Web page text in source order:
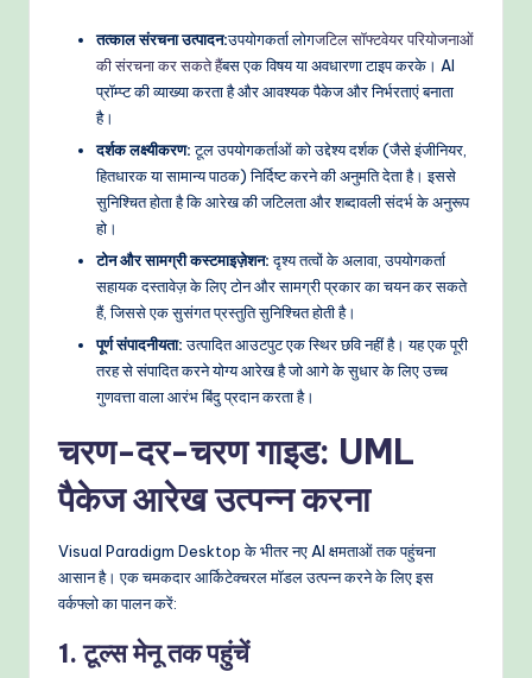
तत्काल संरचना उत्पादन:उपयोगकर्ता लोगजटिल सॉफ्टवेयर परियोजनाओं
की संरचना कर सकते हैंबस एक विषय या अवधारणा टाइप करके। AI
प्रॉम्प्ट की व्याख्या करता है और आवश्यक पैकेज और निर्भरताएं बनाता
है।
दर्शक लक्ष्यीकरण:टूल उपयोगकर्ताओं को उद्देश्य दर्शक (जैसे इंजीनियर,
हितधारक या सामान्य पाठक) निर्दिष्ट करने की अनुमति देता है। इससे
सुनिश्चित होता है कि आरेख की जटिलता और शब्दावली संदर्भ के अनुरूप
हो।
टोन और सामग्री कस्टमाइज़ेशन:दृश्य तत्वों के अलावा, उपयोगकर्ता
सहायक दस्तावेज़ के लिए टोन और सामग्री प्रकार का चयन कर सकते
हैं, जिससे एक सुसंगत प्रस्तुति सुनिश्चित होती है।
पूर्ण संपादनीयता:उत्पादित आउटपुट एक स्थिर छवि नहीं है। यह एक पूरी
तरह से संपादित करने योग्य आरेख है जो आगे के सुधार के लिए उच्च
गुणवत्ता वाला आरंभ बिंदु प्रदान करता है।
चरण-दर-चरण गाइड: UML
पैकेज आरेख उत्पन्न करना
Visual Paradigm Desktop के भीतर नए AI क्षमताओं तक पहुंचना
आसान है। एक चमकदार आर्किटेक्चरल मॉडल उत्पन्न करने के लिए इस
वर्कफ्लो का पालन करें:
1. टूल्स मेनू तक पहुंचें